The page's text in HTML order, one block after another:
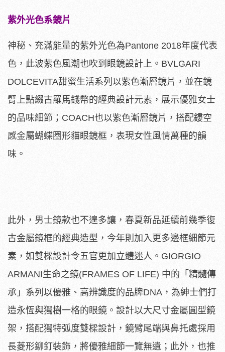
紫外光色系鏡片
神秘、充滿能量的紫外光色為Pantone 2018年度代表
色，此波紫色風潮也吹到眼鏡設計上。BVLGARI
DOLCEVITA甜蜜生活系列以紫色漸層鏡片，並在鏡
臂上點綴古羅馬錢幣的經典設計元素，展示優雅女士
的品味細節；COACH也以紫色漸層鏡片，搭配鏤空
感金屬蝴蝶圈形貓眼鏡框，表現女性風情萬種的韻
味。
此外，男士鏡款也不遑多讓，春夏新品延續前幾季復
古金屬鏡框的經典造型，今年則加入更多邊框細節元
素，如雙樑設計令五官更加立體迷人。GIORGIO
ARMANI生命之鏡(FRAMES OF LIFE) 中的「精髓傳
承」系列以優雅、高辨識度的品牌DNA，為紳士們打
造永恆與獨樹一格的眼鏡。設計以大尺寸金屬圓型鏡
架，搭配獨特弧度雙樑設計，鏡臂尾端與鼻托處採用
長菱形鉚釘裝飾，將優雅細節一覽無遺；此外，也推